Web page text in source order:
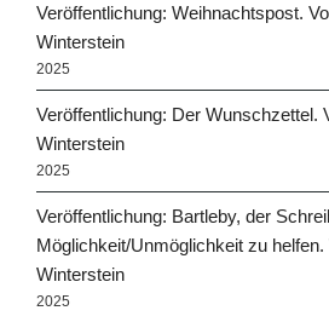
Veröffentlichung: Weihnachtspost.
Winterstein
2025
Veröffentlichung: Der Wunschzettel.
Winterstein
2025
Veröffentlichung: Bartleby, der
Möglichkeit/Unmöglichkeit zu helfen.
Winterstein
2025